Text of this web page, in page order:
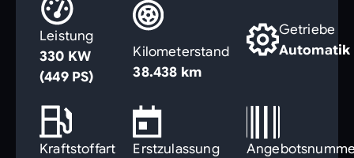
Leistung
330 KW
(449 PS)
Kilometerstand
38.438 km
Getriebe
Automatik
Kraftstoffart
Erstzulassung